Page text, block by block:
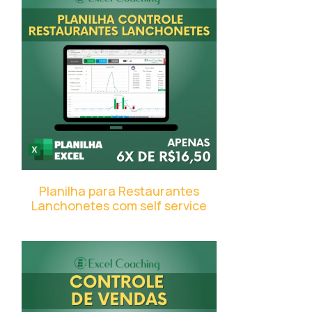
Planilha para Restaurantes
Lanchonetes com self service